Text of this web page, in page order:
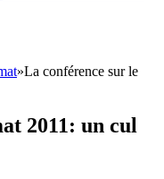
»La conférence sur le
2011: un cul